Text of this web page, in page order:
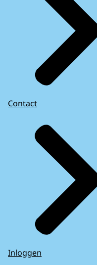
Contact
Inloggen